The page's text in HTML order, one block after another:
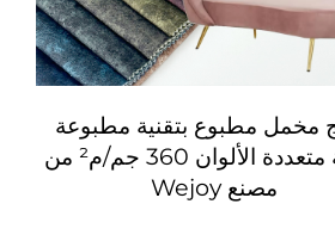
مخمل مطبوع بتقنية مطبوعة
مركبة متعددة الألوان 360 جم/م² من
مصنع Wejoy